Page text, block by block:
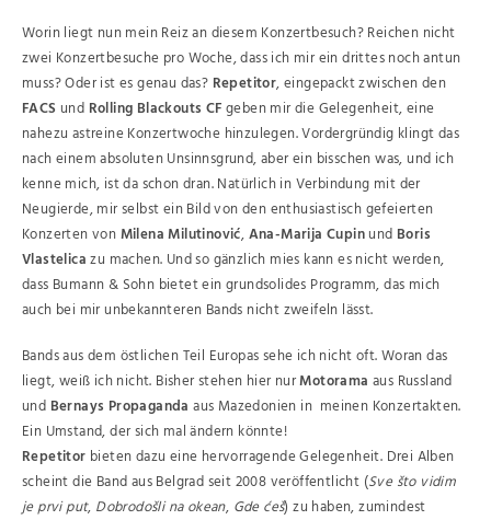
Worin liegt nun mein Reiz an diesem Konzertbesuch? Reichen nicht
zwei Konzertbesuche pro Woche, dass ich mir ein drittes noch antun
muss? Oder ist es genau das? Repetitor, eingepackt zwischen den
FACS und Rolling Blackouts CFgeben mir die Gelegenheit, eine
nahezu astreine Konzertwoche hinzulegen. Vordergründig klingt das
nach einem absoluten Unsinnsgrund, aber ein bisschen was, und ich
kenne mich, ist da schon dran. Natürlich in Verbindung mit der
Neugierde, mir selbst ein Bild von den enthusiastisch gefeierten
Konzerten vonMilena Milutinović,Ana-Marija Cupinund Boris
Vlastelicazu machen. Und so gänzlich mies kann es nicht werden,
dass Bumann & Sohn bietet ein grundsolides Programm, das mich
auch bei mir unbekannteren Bands nicht zweifeln lässt.
Bands aus dem östlichen Teil Europas sehe ich nicht oft. Woran das
liegt, weiß ich nicht. Bisher stehen hier nurMotorama aus Russland
und Bernays Propaganda aus Mazedonien in meinen Konzertakten.
Ein Umstand, der sich mal ändern könnte!
Repetitor bieten dazu eine hervorragende Gelegenheit. Drei Alben
scheint die Band aus Belgrad seit 2008 veröffentlicht (Sve što vidim
je prvi put, Dobrodošli na okean, Gde ćeš) zu haben, zumindest